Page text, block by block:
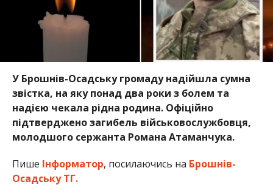
У Брошнів-Осадську громаду надійшла сумна
звістка, на яку понад два роки з болем та
надією чекала рідна родина. Офіційно
підтверджено загибель військовослужбовця,
молодшого сержанта Романа Атаманчука.
Пише Інформатор, посилаючись на Брошнів-
Осадську ТГ.